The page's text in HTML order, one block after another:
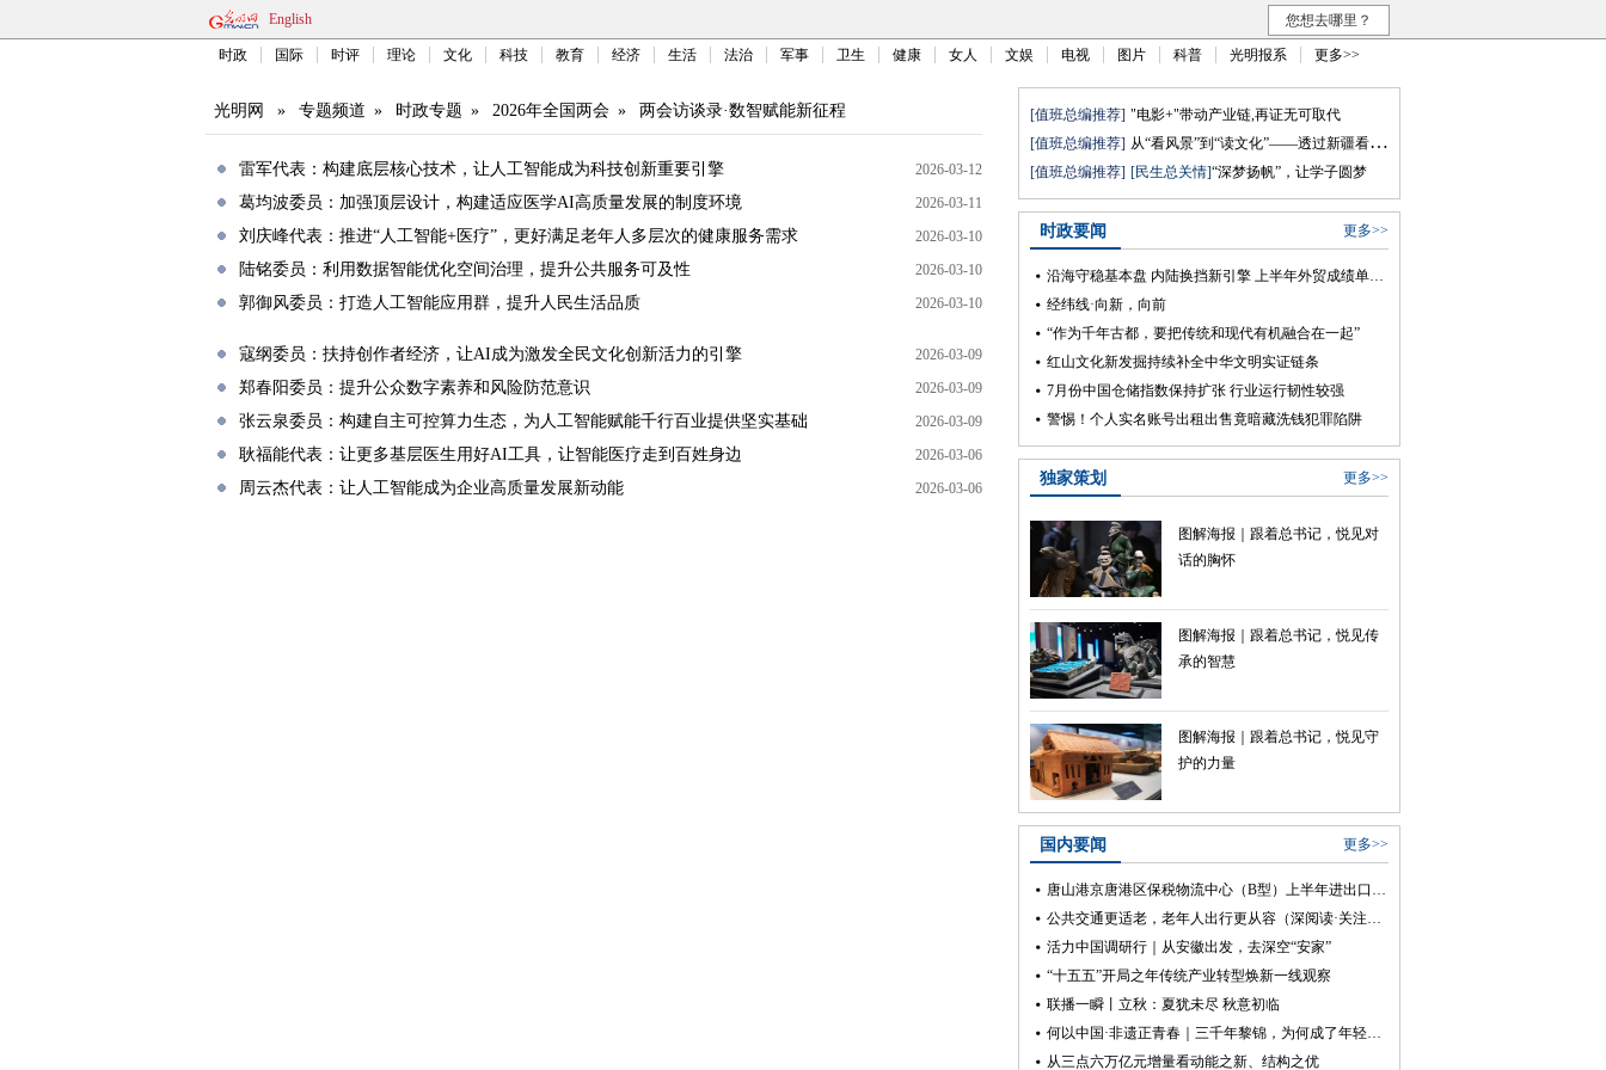
English 您想去哪里？
时政 国际 时评 理论 文化 科技 教育 经济 生活 法治 军事 卫生 健康 女人 文娱 电视 图片 科普 光明报系 更多>>
光明网 » 专题频道 » 时政专题 » 2026年全国两会 » 两会访谈录·数智赋能新征程
雷军代表：构建底层核心技术，让人工智能成为科技创新重要引擎 2026-03-12
葛均波委员：加强顶层设计，构建适应医学AI高质量发展的制度环境 2026-03-11
刘庆峰代表：推进“人工智能+医疗”，更好满足老年人多层次的健康服务需求 2026-03-10
陆铭委员：利用数据智能优化空间治理，提升公共服务可及性 2026-03-10
郭御风委员：打造人工智能应用群，提升人民生活品质 2026-03-10
寇纲委员：扶持创作者经济，让AI成为激发全民文化创新活力的引擎 2026-03-09
郑春阳委员：提升公众数字素养和风险防范意识 2026-03-09
张云泉委员：构建自主可控算力生态，为人工智能赋能千行百业提供坚实基础 2026-03-09
耿福能代表：让更多基层医生用好AI工具，让智能医疗走到百姓身边 2026-03-06
周云杰代表：让人工智能成为企业高质量发展新动能 2026-03-06